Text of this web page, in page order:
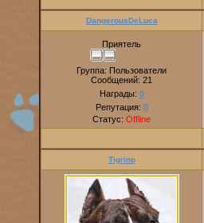
DangerousDeLuca
Приятель
Группа: Пользователи
Сообщений: 21
Награды: 0
Репутация: 0
Статус: Offline
Tigrino